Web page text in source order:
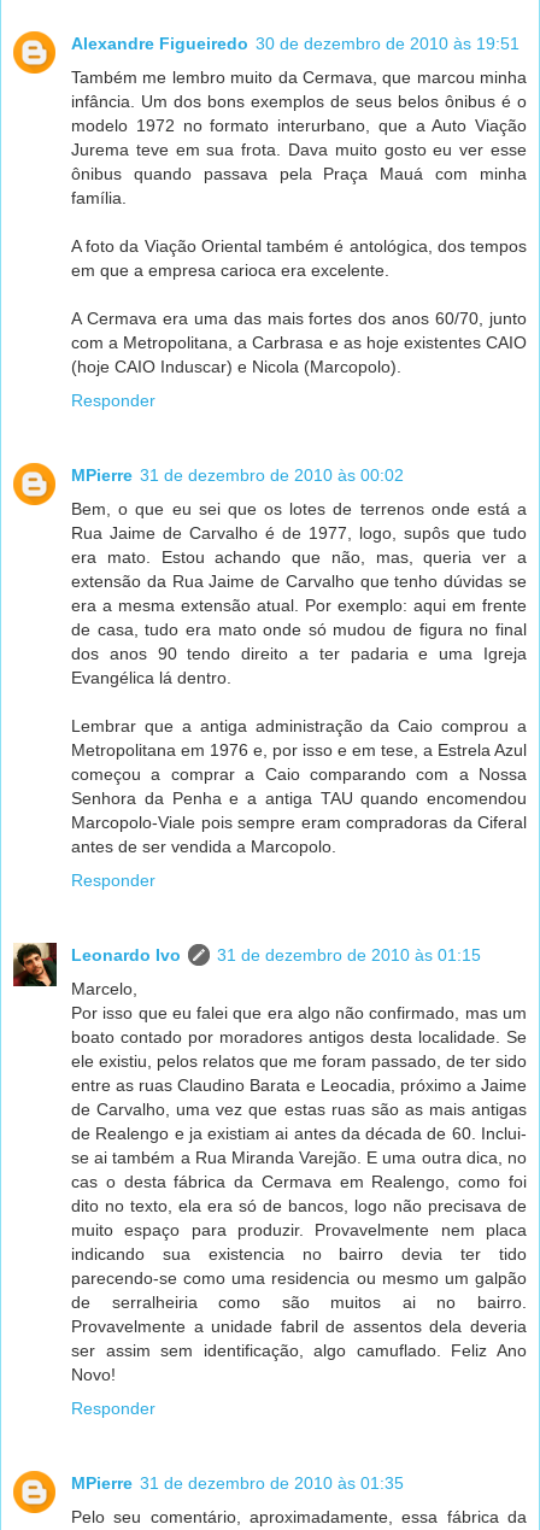
Alexandre Figueiredo 30 de dezembro de 2010 às 19:51
Também me lembro muito da Cermava, que marcou minha
infância. Um dos bons exemplos de seus belos ônibus é o
modelo 1972 no formato interurbano, que a Auto Viação
Jurema teve em sua frota. Dava muito gosto eu ver esse
ônibus quando passava pela Praça Mauá com minha
família.
A foto da Viação Oriental também é antológica, dos tempos
em que a empresa carioca era excelente.
A Cermava era uma das mais fortes dos anos 60/70, junto
com a Metropolitana, a Carbrasa e as hoje existentes CAIO
(hoje CAIO Induscar) e Nicola (Marcopolo).
Responder
MPierre 31 de dezembro de 2010 às 00:02
Bem, o que eu sei que os lotes de terrenos onde está a
Rua Jaime de Carvalho é de 1977, logo, supôs que tudo
era mato. Estou achando que não, mas, queria ver a
extensão da Rua Jaime de Carvalho que tenho dúvidas se
era a mesma extensão atual. Por exemplo: aqui em frente
de casa, tudo era mato onde só mudou de figura no final
dos anos 90 tendo direito a ter padaria e uma Igreja
Evangélica lá dentro.
Lembrar que a antiga administração da Caio comprou a
Metropolitana em 1976 e, por isso e em tese, a Estrela Azul
começou a comprar a Caio comparando com a Nossa
Senhora da Penha e a antiga TAU quando encomendou
Marcopolo-Viale pois sempre eram compradoras da Ciferal
antes de ser vendida a Marcopolo.
Responder
Leonardo Ivo
31 de dezembro de 2010 às 01:15
Marcelo,
Por isso que eu falei que era algo não confirmado, mas um
boato contado por moradores antigos desta localidade. Se
ele existiu, pelos relatos que me foram passado, de ter sido
entre as ruas Claudino Barata e Leocadia, próximo a Jaime
de Carvalho, uma vez que estas ruas são as mais antigas
de Realengo e ja existiam ai antes da década de 60. Inclui-
se ai também a Rua Miranda Varejão. E uma outra dica, no
cas o desta fábrica da Cermava em Realengo, como foi
dito no texto, ela era só de bancos, logo não precisava de
muito espaço para produzir. Provavelmente nem placa
indicando sua existencia no bairro devia ter tido
parecendo-se como uma residencia ou mesmo um galpão
de serralheiria como são muitos ai no bairro.
Provavelmente a unidade fabril de assentos dela deveria
ser assim sem identificação, algo camuflado. Feliz Ano
Novo!
Responder
MPierre 31 de dezembro de 2010 às 01:35
Pelo seu comentário, aproximadamente, essa fábrica da